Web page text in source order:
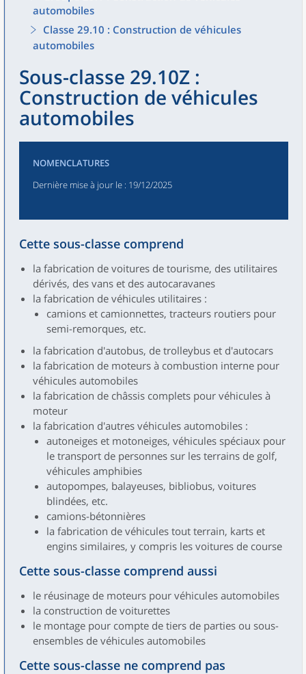
automobiles
Classe 29.10 : Construction de véhicules
automobiles
Sous-classe 29.10Z :
Construction de véhicules
automobiles
NOMENCLATURES
Dernière mise à jour le : 19/12/2025
Cette sous-classe comprend
la fabrication de voitures de tourisme, des utilitaires
dérivés, des vans et des autocaravanes
la fabrication de véhicules utilitaires :
camions et camionnettes, tracteurs routiers pour
semi-remorques, etc.
la fabrication d'autobus, de trolleybus et d'autocars
la fabrication de moteurs à combustion interne pour
véhicules automobiles
la fabrication de châssis complets pour véhicules à
moteur
la fabrication d'autres véhicules automobiles :
autoneiges et motoneiges, véhicules spéciaux pour
le transport de personnes sur les terrains de golf,
véhicules amphibies
autopompes, balayeuses, bibliobus, voitures
blindées, etc.
camions-bétonnières
la fabrication de véhicules tout terrain, karts et
engins similaires, y compris les voitures de course
Cette sous-classe comprend aussi
le réusinage de moteurs pour véhicules automobiles
la construction de voiturettes
le montage pour compte de tiers de parties ou sous-
ensembles de véhicules automobiles
Cette sous-classe ne comprend pas